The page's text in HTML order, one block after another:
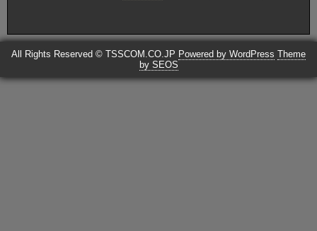
All Rights Reserved © TSSCOM.CO.JP Powered by WordPress Theme
by SEOS